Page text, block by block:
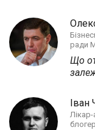
ради
Що
Іван